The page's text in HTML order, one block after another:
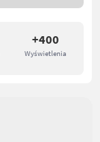
+400
Wyświetlenia